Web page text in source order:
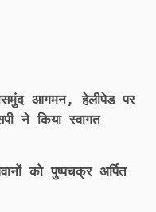
आगमन, हेलीपेड पर
ने किया स्वागत
को पुष्पचक्र अर्पित